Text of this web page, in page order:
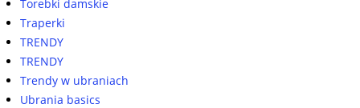
Torebki damskie
Traperki
TRENDY
TRENDY
Trendy w ubraniach
Ubrania basics